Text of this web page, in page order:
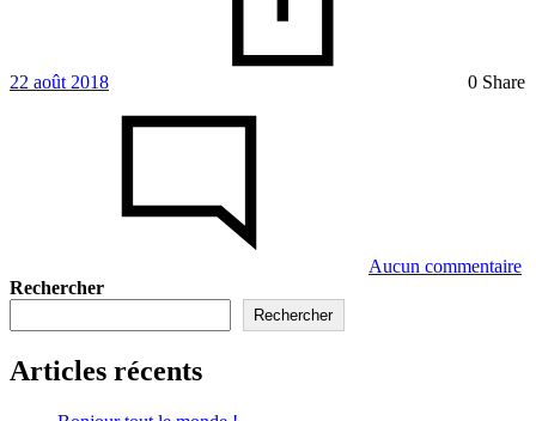
22 août 2018 0 Share
Aucun commentaire
Rechercher
Rechercher
Articles récents